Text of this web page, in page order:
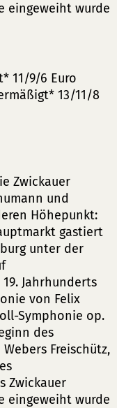
eingeweiht wurde
11/9/6 Euro
13/11/8
Zwickauer
und
Höhepunkt:
gastiert
unter der
Jahrhunderts
von Felix
Symphonie op.
des
Freischütz,
Zwickauer
eingeweiht wurde